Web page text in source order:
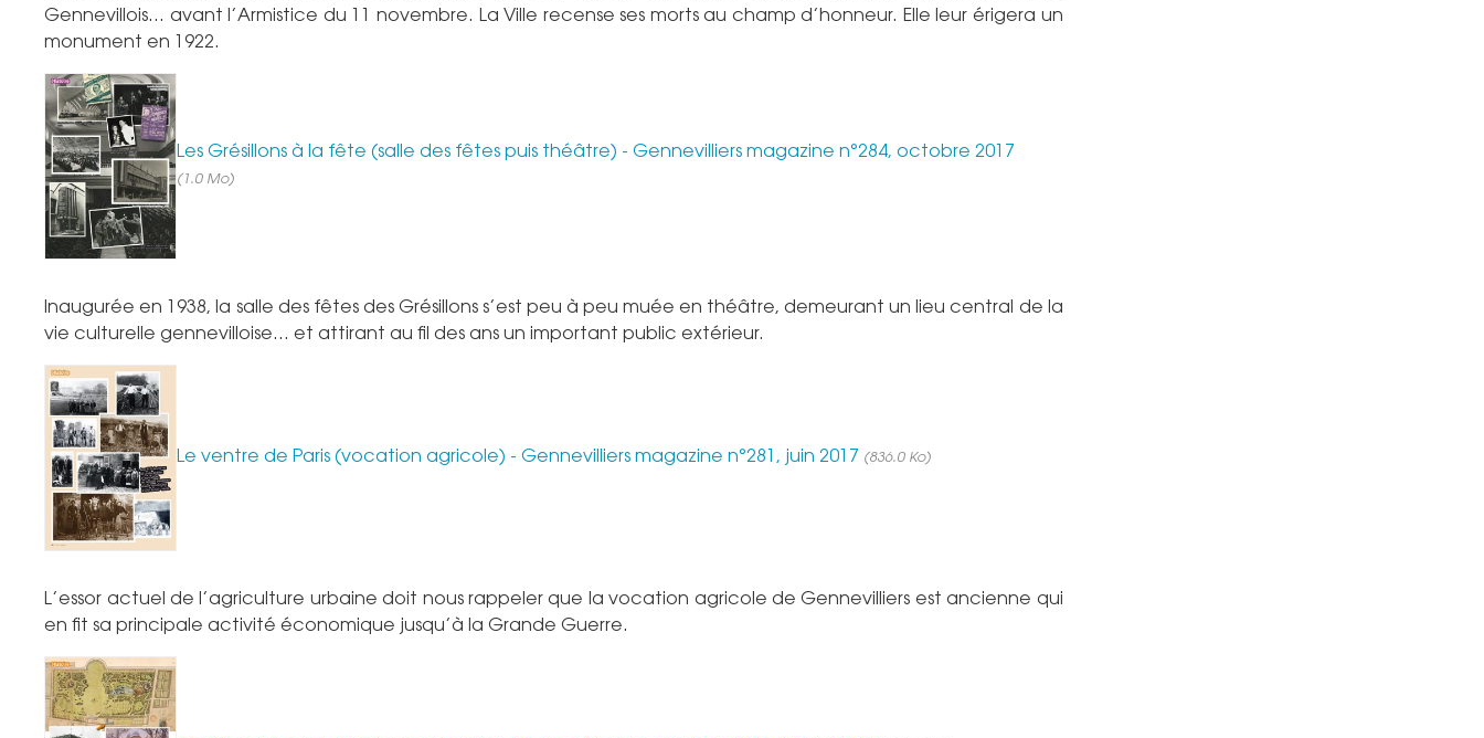
Gennevillois… avant l’Armistice du 11 novembre. La Ville recense ses morts au champ d’honneur. Elle leur érigera un
monument en 1922.
Les Grésillons à la fête (salle des fêtes puis théâtre) - Gennevilliers magazine n°284, octobre 2017
(1.0 Mo)
Inaugurée en 1938, la salle des fêtes des Grésillons s’est peu à peu muée en théâtre, demeurant un lieu central de la
vie culturelle gennevilloise… et attirant au fil des ans un important public extérieur.
Le ventre de Paris (vocation agricole) - Gennevilliers magazine n°281, juin 2017 (836.0 Ko)
L’essor actuel de l’agriculture urbaine doit nous rappeler que la vocation agricole de Gennevilliers est ancienne qui
en fit sa principale activité économique jusqu’à la Grande Guerre.